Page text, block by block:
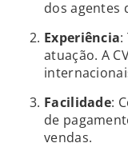
dos agentes
Experiência:
atuação. A
Facilidade:
de
vendas.